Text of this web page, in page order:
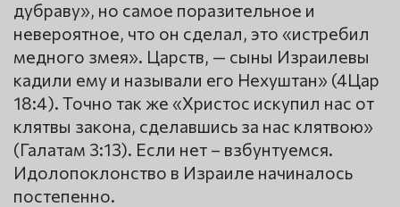
дубраву», но самое поразительное и
невероятное, что он сделал, это «истребил
медного змея». Царств, — сыны Израилевы
кадили ему и называли его Нехуштан» (4Цар
18:4). Точно так же «Христос искупил нас от
клятвы закона, сделавшись за нас клятвою»
(Галатам 3:13). Если нет – взбунтуемся.
Идолопоклонство в Израиле начиналось
постепенно.